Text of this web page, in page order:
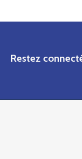
Restez